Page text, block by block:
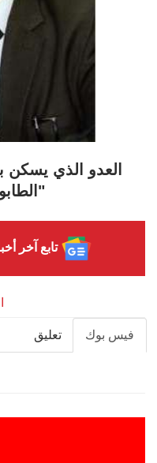
العدو الذي يسكن
تابع آخر
فيس بوك تعليق